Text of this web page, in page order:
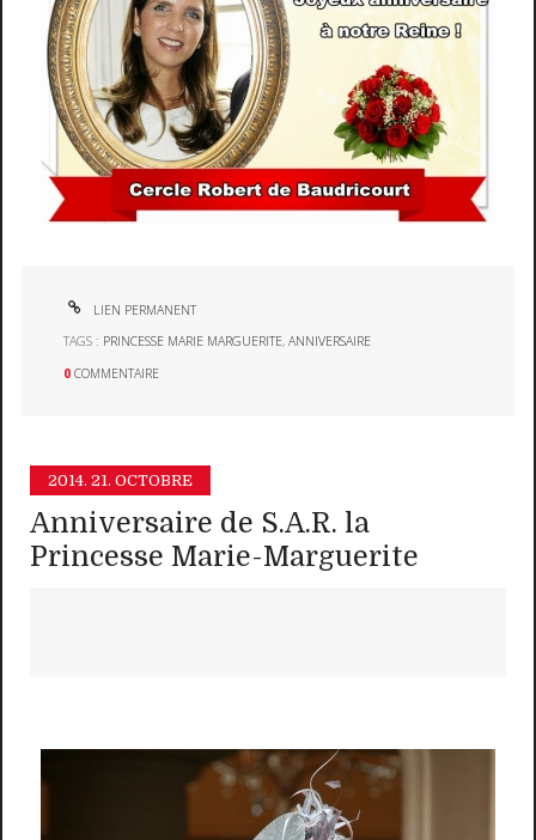
LIEN PERMANENT
TAGS : PRINCESSE MARIE MARGUERITE,ANNIVERSAIRE
0 COMMENTAIRE
2014. 21. OCTOBRE
Anniversaire de S.A.R. la
Princesse Marie-Marguerite